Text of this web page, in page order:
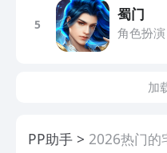
5
蜀门
角色扮演
加
PP助手 2026热门的